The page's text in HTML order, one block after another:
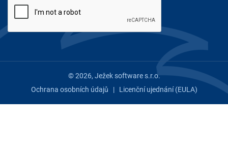
© 2026, Ježek software s.r.o.
Ochrana osobních údajů | Licenční ujednání (EULA)